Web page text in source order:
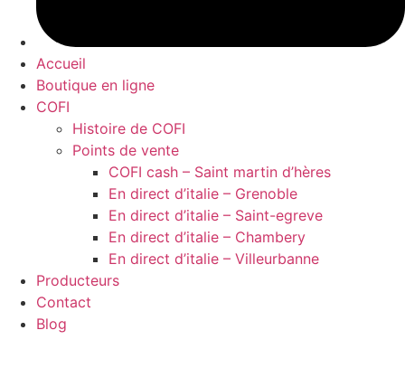
Accueil
Boutique en ligne
COFI
Histoire de COFI
Points de vente
COFI cash – Saint martin d’hères
En direct d’italie – Grenoble
En direct d’italie – Saint-egreve
En direct d’italie – Chambery
En direct d’italie – Villeurbanne
Producteurs
Contact
Blog